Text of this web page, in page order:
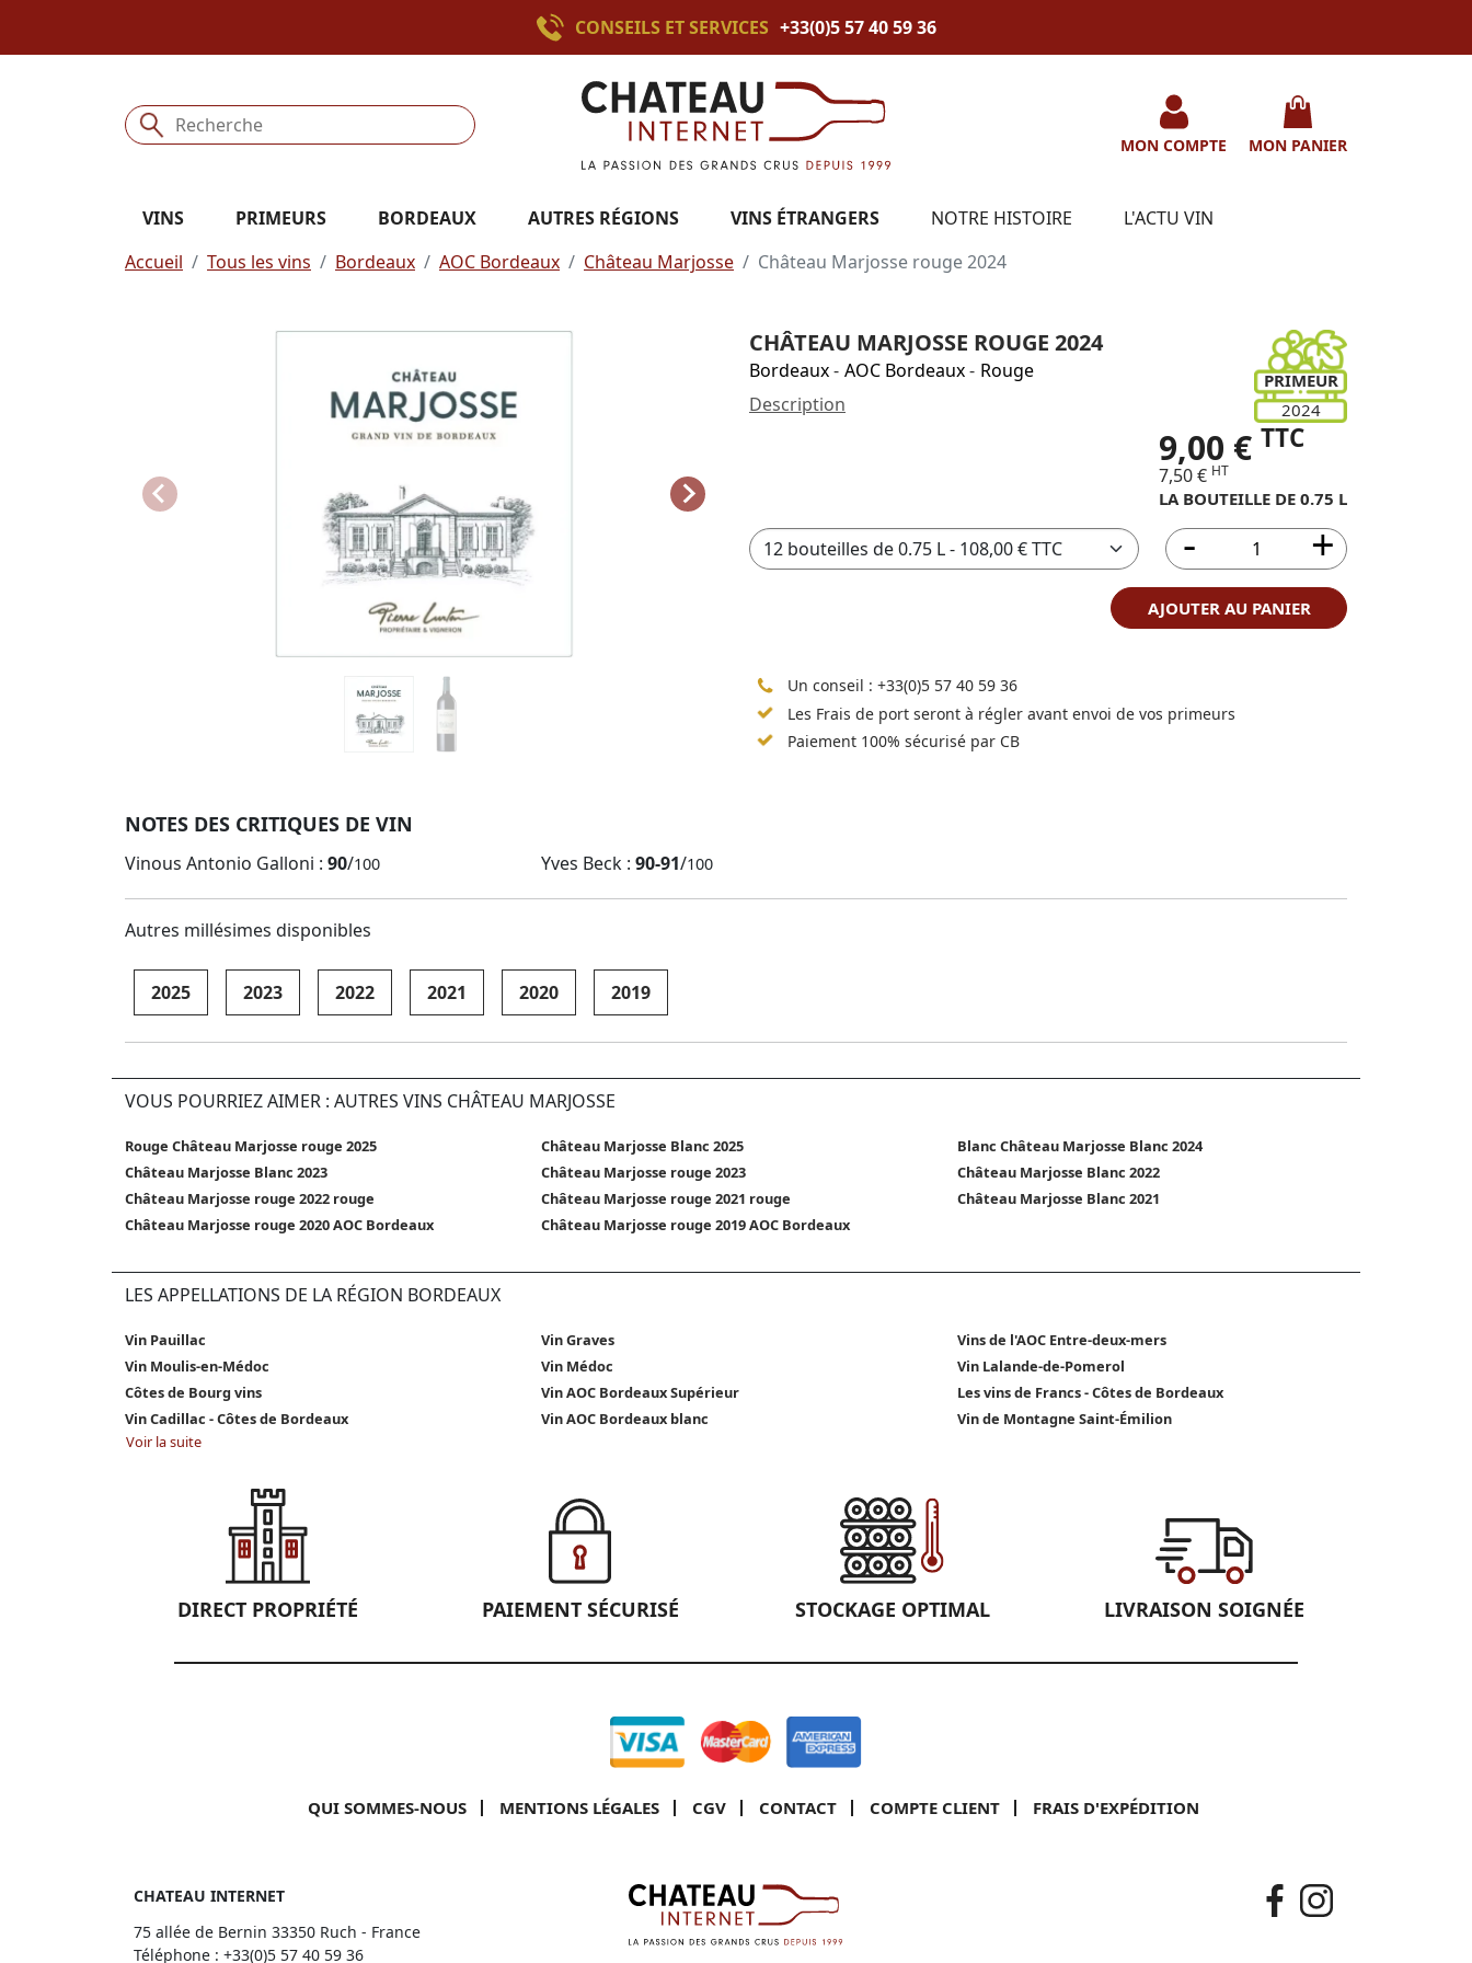
CONSEILS ET SERVICES +33(0)5 57 40 59 36
MON COMPTE MON PANIER
VINS PRIMEURS BORDEAUX AUTRES RÉGIONS VINS ÉTRANGERS NOTRE HISTOIRE
L'ACTU VIN
Accueil
Tous les vins Bordeaux AOC Bordeaux Château Marjosse Château Marjosse rouge 2024
CHÂTEAU MARJOSSE ROUGE 2024
Bordeaux- AOC Bordeaux- Rouge
PRIMEUR
2024
Description
9,00 € TTC
7,50 € HT
LA BOUTEILLE DE 0.75 L
AJOUTER AU PANIER
Un conseil : +33(0)5 57 40 59 36
Les Frais de port seront à régler avant envoi de vos primeurs
Paiement 100% sécurisé par CB
NOTES DES CRITIQUES DE VIN
Vinous Antonio Galloni : 90/100 Yves Beck : 90-91/100
Autres millésimes disponibles
2025 2023 2022 2021 2020 2019
VOUS POURRIEZ AIMER : AUTRES VINS CHÂTEAU MARJOSSE
Rouge Château Marjosse rouge 2025 Château Marjosse Blanc 2025
Blanc Château Marjosse Blanc 2024
Château Marjosse Blanc 2023
Château Marjosse rouge 2023
Château Marjosse Blanc 2022
Château Marjosse rouge 2022 rouge
Château Marjosse rouge 2021 rouge
Château Marjosse Blanc 2021
Château Marjosse rouge 2020 AOC Bordeaux
Château Marjosse rouge 2019 AOC Bordeaux
LES APPELLATIONS DE LA RÉGION BORDEAUX
Vin Pauillac Vin Graves
Vins de l'AOC Entre-deux-mers
Vin Moulis-en-Médoc
Vin Médoc
Vin Lalande-de-Pomerol
Côtes de Bourg vins
Vin AOC Bordeaux Supérieur
Les vins de Francs - Côtes de Bordeaux
Vin Cadillac - Côtes de Bordeaux
Vin AOC Bordeaux blanc
Vin de Montagne Saint-Émilion
Voir la suite
DIRECT PROPRIÉTÉ PAIEMENT SÉCURISÉ STOCKAGE OPTIMAL LIVRAISON SOIGNÉE
QUI SOMMES-NOUS MENTIONS LÉGALES CGV CONTACT COMPTE CLIENT FRAIS D'EXPÉDITION
CHATEAU INTERNET
75 allée de Bernin 33350 Ruch - France
Téléphone : +33(0)5 57 40 59 36